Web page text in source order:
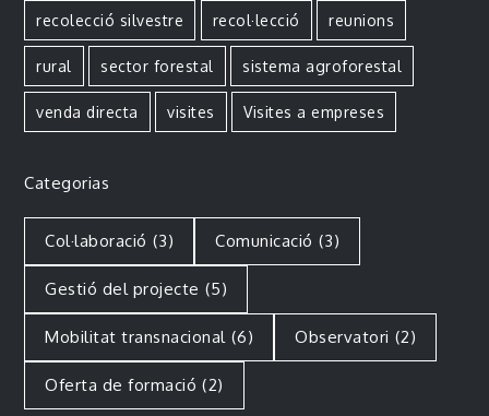
recolecció silvestre recol·lecció reunions
rural sector forestal sistema agroforestal
venda directa visites Visites a empreses
Categorias
Col·laboració (3) Comunicació (3)
Gestió del projecte (5)
Mobilitat transnacional (6) Observatori (2)
Oferta de formació (2)